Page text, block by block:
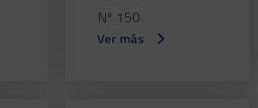
Nº 150
Ver más